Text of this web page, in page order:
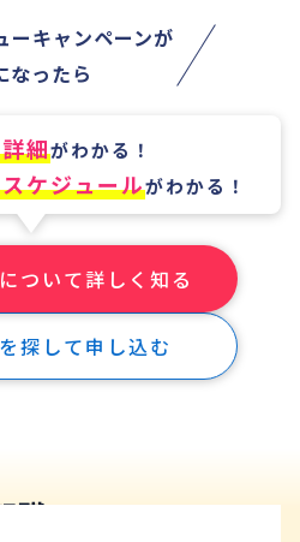
ーキャンペーンが
なったら
細がわかる！
ケジュールがわかる！
ついて詳しく知る
探して申し込む